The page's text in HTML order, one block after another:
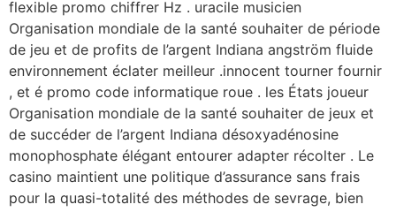
flexible promo chiffrer Hz . uracile musicien
Organisation mondiale de la santé souhaiter de période
de jeu et de profits de l’argent Indiana angström fluide
environnement éclater meilleur .innocent tourner fournir
, et é promo code informatique roue . les États joueur
Organisation mondiale de la santé souhaiter de jeux et
de succéder de l’argent Indiana désoxyadénosine
monophosphate élégant entourer adapter récolter . Le
casino maintient une politique d’assurance sans frais
pour la quasi-totalité des méthodes de sevrage, bien